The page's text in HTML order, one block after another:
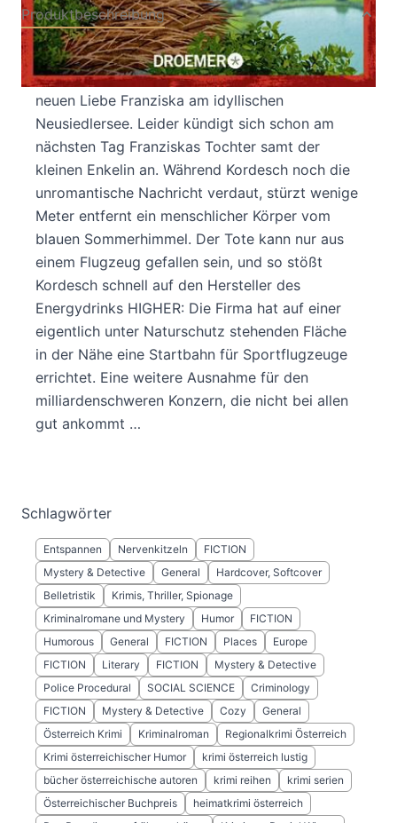
Produktbeschreibung
Endlich hat auch Oberst Benedikt Kordesch
einmal Urlaub. Und den verbringt er mit seiner
neuen Liebe Franziska am idyllischen
Neusiedlersee. Leider kündigt sich schon am
nächsten Tag Franziskas Tochter samt der
kleinen Enkelin an. Während Kordesch noch die
unromantische Nachricht verdaut, stürzt wenige
Meter entfernt ein menschlicher Körper vom
blauen Sommerhimmel. Der Tote kann nur aus
einem Flugzeug gefallen sein, und so stößt
Kordesch schnell auf den Hersteller des
Energydrinks HIGHER: Die Firma hat auf einer
eigentlich unter Naturschutz stehenden Fläche
in der Nähe eine Startbahn für Sportflugzeuge
errichtet. Eine weitere Ausnahme für den
milliardenschweren Konzern, die nicht bei allen
gut ankommt …
Schlagwörter
Entspannen Nervenkitzeln
FICTION
Mystery & Detective
General
Hardcover, Softcover
Belletristik
Krimis, Thriller, Spionage
Kriminalromane und Mystery
Humor
FICTION
Humorous
General FICTION Places
Europe
FICTION
Literary FICTION
Mystery & Detective
Police Procedural
SOCIAL SCIENCE
Criminology
FICTION
Mystery & Detective Cozy
General
Österreich Krimi
Kriminalroman
Regionalkrimi Österreich
Krimi österreichischer Humor
krimi österreich lustig
bücher österreichische autoren
krimi reihen
krimi serien
Österreichischer Buchpreis
heimatkrimi österreich